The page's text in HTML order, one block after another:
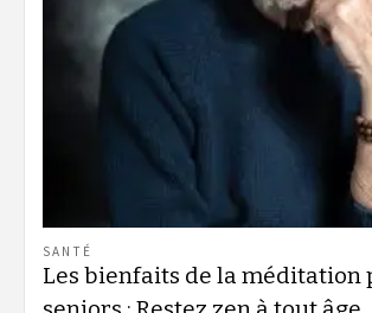
SANTÉ
Les bienfaits de la méditation